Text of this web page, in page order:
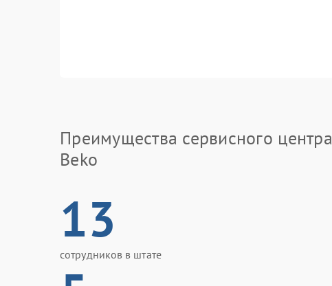
Преимущества сервисного центра
Beko
13
сотрудников в штате